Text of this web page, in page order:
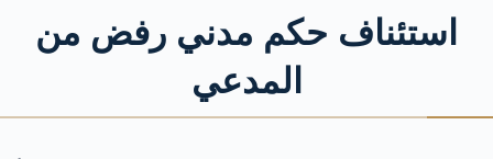
استئناف حكم مدني رفض من
المدعي